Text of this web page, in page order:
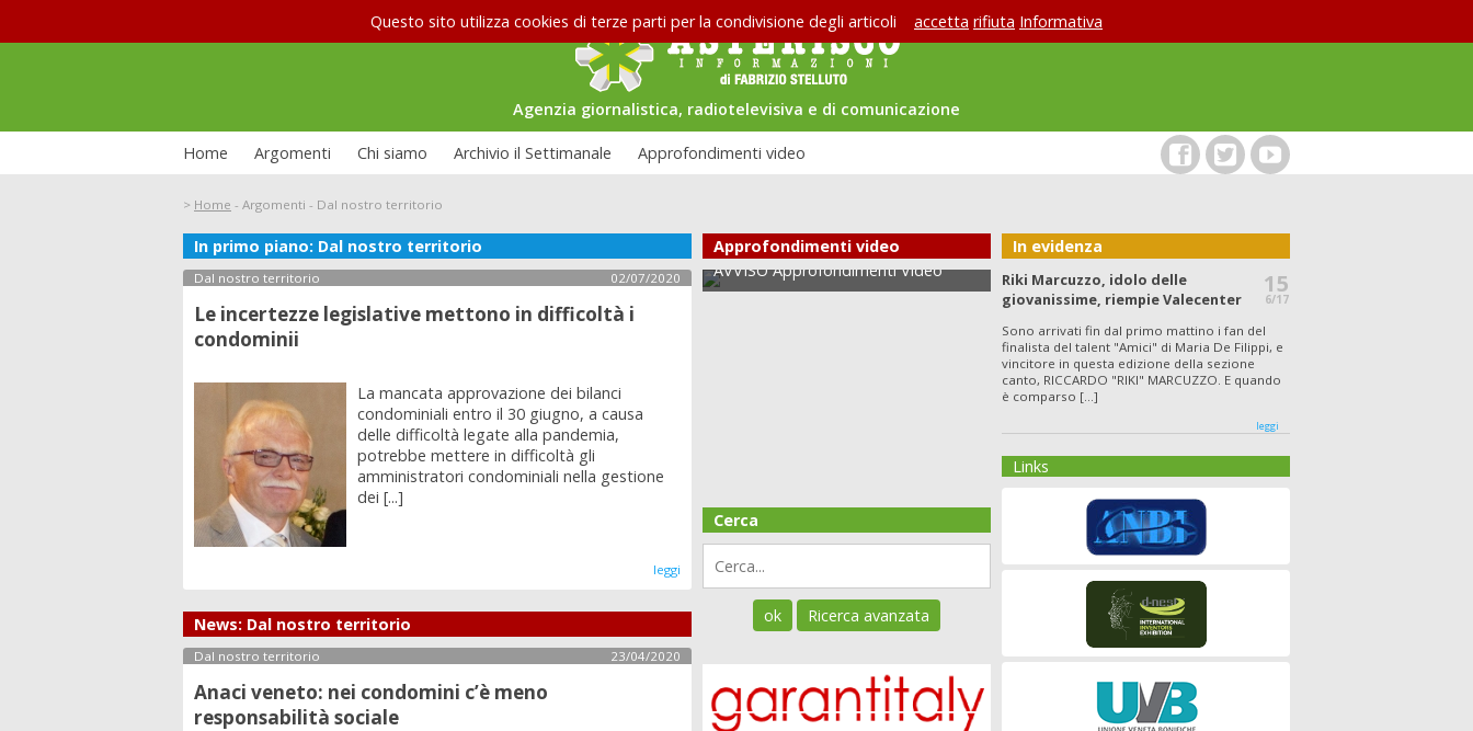
Questo sito utilizza cookies di terze parti per la condivisione degli articoli accetta rifiuta Informativa
Agenzia giornalistica, radiotelevisiva e di comunicazione
Home Argomenti Chi siamo Archivio il Settimanale Approfondimenti video
> Home - Argomenti - Dal nostro territorio
In primo piano: Dal nostro territorio
Dal nostro territorio 02/07/2020
Le incertezze legislative mettono in difficoltà i
condominii
La mancata approvazione dei bilanci
condominiali entro il 30 giugno, a causa
delle difficoltà legate alla pandemia,
potrebbe mettere in difficoltà gli
amministratori condominiali nella gestione
dei [...]
leggi
News: Dal nostro territorio
Dal nostro territorio 23/04/2020
Anaci veneto: nei condomini c’è meno
responsabilità sociale
Approfondimenti video
La situazione carceraria
Le interviste di Asterisco: Federico
Allamprese
AVVISO Approfondimenti Video La situazione carceraria
Cerca
In evidenza
Riki Marcuzzo, idolo delle
giovanissime, riempie Valecenter
15
6/17
Sono arrivati fin dal primo mattino i fan del
finalista del talent "Amici" di Maria De Filippi, e
vincitore in questa edizione della sezione
canto, RICCARDO "RIKI" MARCUZZO. E quando
è comparso [...]
leggi
Links